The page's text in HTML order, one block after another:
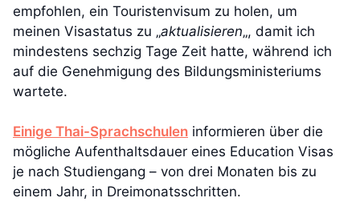
empfohlen, ein Touristenvisum zu holen, um
meinen Visastatus zu „aktualisieren„, damit ich
mindestens sechzig Tage Zeit hatte, während ich
auf die Genehmigung des Bildungsministeriums
wartete.
Einige Thai-Sprachschulen informieren über die
mögliche Aufenthaltsdauer eines Education Visas
je nach Studiengang – von drei Monaten bis zu
einem Jahr, in Dreimonatsschritten.